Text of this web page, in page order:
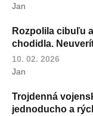
Jan
Rozpolila cibuľu
chodidla.
10. 02. 2026
Jan
Trojdenná
jednoducho a